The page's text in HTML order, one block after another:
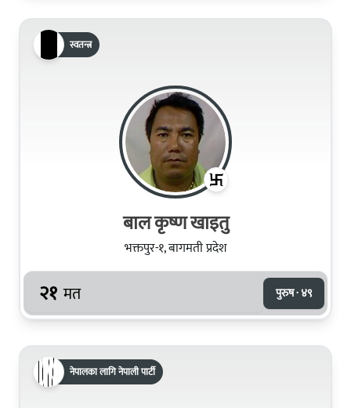
स्वतन्त्र
बाल कृष्ण खाइतु
भक्तपुर-१, बागमती प्रदेश
२१ मत पुरुष · ४९
नेपालका लागि नेपाली पार्टी